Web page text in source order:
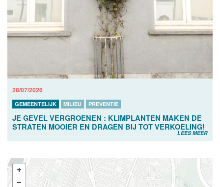
28/07/2026
GEMEENTELIJK MILIEU PREVENTIE
JE GEVEL VERGROENEN : KLIMPLANTEN MAKEN DE
STRATEN MOOIER EN DRAGEN BIJ TOT VERKOELING!
LEES MEER